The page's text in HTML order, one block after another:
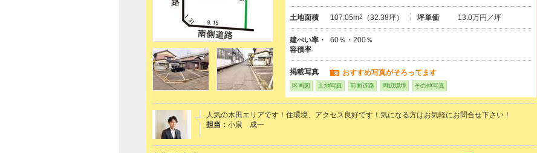
土地面積 107.05m2 （32.38坪） 坪単価 13.0万円／坪
建ぺい率・
容積率
60％・200％
掲載写真 おすすめ写真がそろってます
区画図 土地写真 前面道路 周辺環境 その他写真
人気の木田エリアです！住環境、アクセス良好です！気になる方はお気軽にお問合せ下さい！
担当： 小泉 成一